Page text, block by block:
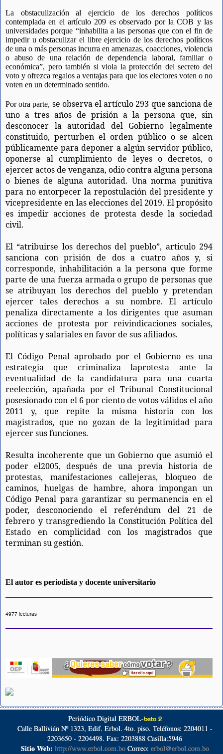
La obstaculización al ejercicio de los derechos políticos
contemplada en el artículo 209 es observado por la COB y las
universidades porque “inhabilita a las personas que con el fin de
impedir u obstaculizar el libre ejercicio de los derechos políticos
de una o más personas incurra en amenazas, coacciones, violencia
o abuso de una relación de dependencia laboral, familiar o
económica”, pero también si viola la protección del secreto del
voto y ofrezca regalos a ventajas para que los electores voten o no
voten en un determinado sentido.
Por otra parte, se observa el artículo 293 que sanciona de
uno a tres años de prisión a la persona que, sin
desconocer la autoridad del Gobierno legalmente
constituido, perturben el orden público o se alcen
públicamente para deponer a algún servidor público,
oponerse al cumplimiento de leyes o decretos, o
ejercer actos de venganza, odio contra alguna persona
o bienes de alguna autoridad. Una norma punitiva
para no entorpecer la repostulación del presidente y
vicepresidente en las elecciones del 2019. El propósito
es impedir acciones de protesta desde la sociedad
civil.
El “atribuirse los derechos del pueblo”, articulo 294
sanciona con prisión de dos a cuatro años y, si
corresponde, inhabilitación a la persona que forme
parte de una fuerza armada o grupo de personas que
se atribuyan los derechos del pueblo y pretendan
ejercer tales derechos a su nombre. El artículo
penaliza directamente a los dirigentes que asuman
acciones de protesta por reivindicaciones sociales,
políticas y salariales en favor de sus afiliados.
El Código Penal aprobado por el Gobierno es una
estrategia que criminaliza laprotesta ante la
eventualidad de la candidatura para una cuarta
reelección, apañada por el Tribunal Constitucional
posesionado con el 6 por ciento de votos válidos el año
2011 y, que repite la misma historia con los
magistrados, que no gozan de la legitimidad para
ejercer sus funciones.
Resulta incoherente que un Gobierno que asumió el
poder el2005, después de una previa historia de
protestas, manifestaciones callejeras, bloqueo de
caminos, huelgas de hambre, ahora impongan un
Código Penal para garantizar su permanencia en el
poder, desconociendo el referéndum del 21 de
febrero y transgrediendo la Constitución Política del
Estado en complicidad con los magistrados que
terminan su gestión.
El autor es periodista y docente universitario
4977 lecturas
Periódico Digital ERBOL-beta 2
Calle Ballivián Nº 1323, Edif. Erbol. 4to. piso. Teléfonos: 2204011 -
2203650 - 2204498. Fax: 2203888 Casilla:5946
Sitio Web: http://www.erbol.com.boCorreo: erbol@erbol.com.bo